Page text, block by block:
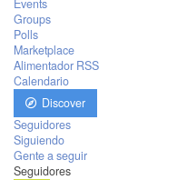
Events
Groups
Polls
Marketplace
Alimentador RSS
Calendario
Discover
Seguidores
Siguiendo
Gente a seguir
Seguidores